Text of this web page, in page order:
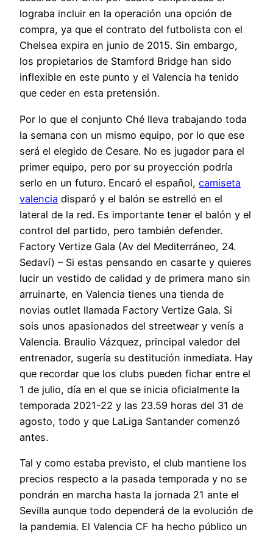
lograba incluir en la operación una opción de
compra, ya que el contrato del futbolista con el
Chelsea expira en junio de 2015. Sin embargo,
los propietarios de Stamford Bridge han sido
inflexible en este punto y el Valencia ha tenido
que ceder en esta pretensión.
Por lo que el conjunto Ché lleva trabajando toda
la semana con un mismo equipo, por lo que ese
será el elegido de Cesare. No es jugador para el
primer equipo, pero por su proyección podría
serlo en un futuro. Encaró el español, camiseta
valencia disparó y el balón se estrelló en el
lateral de la red. Es importante tener el balón y el
control del partido, pero también defender.
Factory Vertize Gala (Av del Mediterráneo, 24.
Sedaví) – Si estas pensando en casarte y quieres
lucir un vestido de calidad y de primera mano sin
arruinarte, en Valencia tienes una tienda de
novias outlet llamada Factory Vertize Gala. Si
sois unos apasionados del streetwear y venís a
Valencia. Braulio Vázquez, principal valedor del
entrenador, sugería su destitución inmediata. Hay
que recordar que los clubs pueden fichar entre el
1 de julio, día en el que se inicia oficialmente la
temporada 2021-22 y las 23.59 horas del 31 de
agosto, todo y que LaLiga Santander comenzó
antes.
Tal y como estaba previsto, el club mantiene los
precios respecto a la pasada temporada y no se
pondrán en marcha hasta la jornada 21 ante el
Sevilla aunque todo dependerá de la evolución de
la pandemia. El Valencia CF ha hecho público un